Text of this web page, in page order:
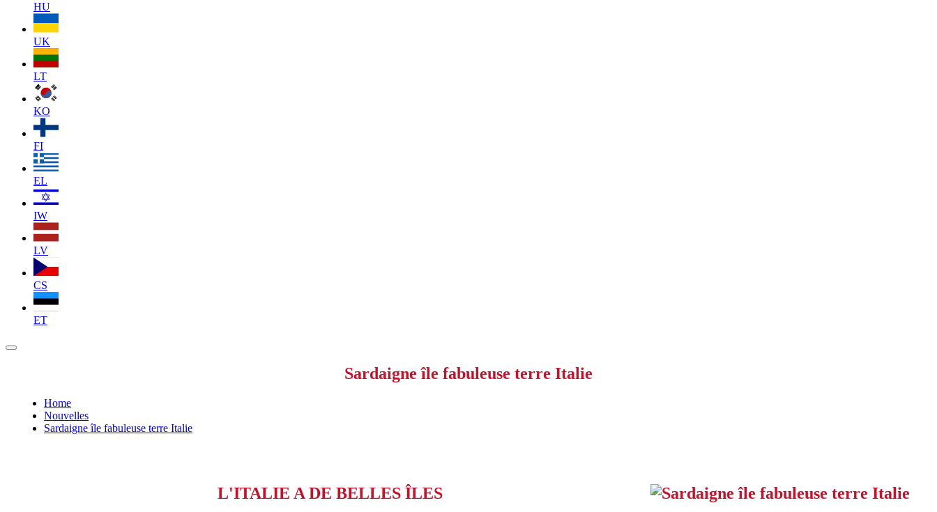
HU
UK
LT
KO
FI
EL
IW
LV
CS
ET
Sardaigne île fabuleuse terre Italie
Home
Nouvelles
Sardaigne île fabuleuse terre Italie
L'ITALIE A DE BELLES ÎLES